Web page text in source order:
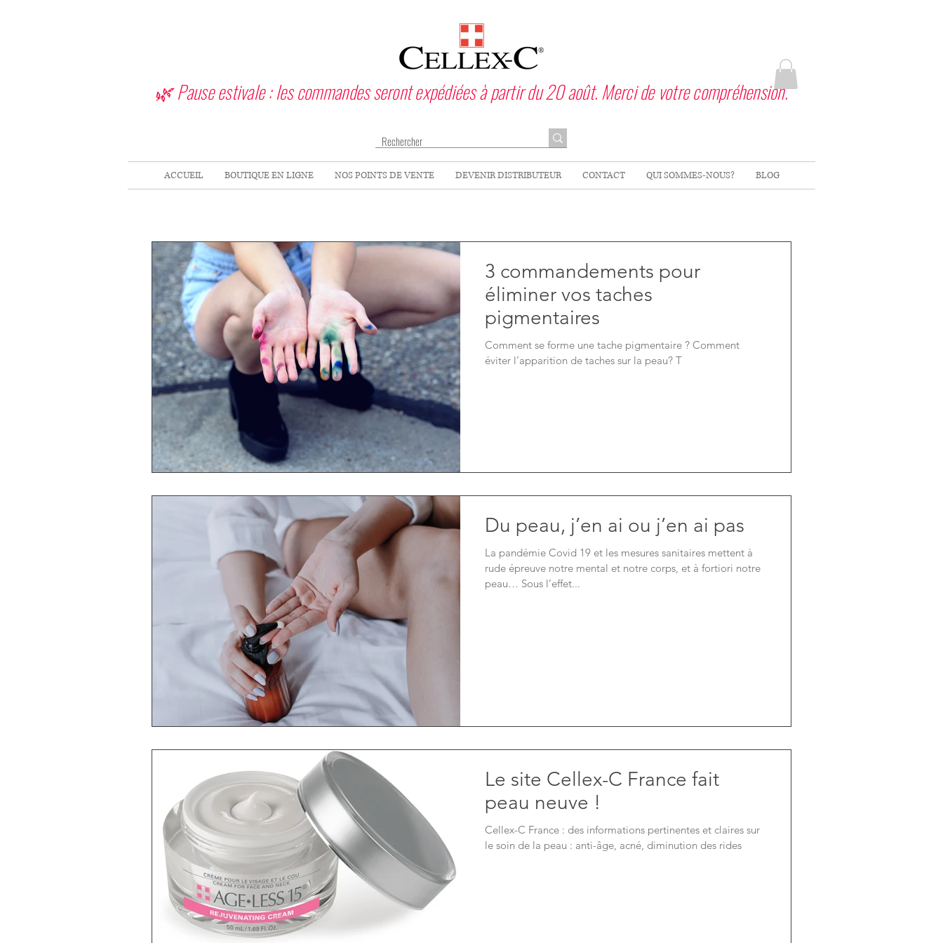
🌿 Pause estivale : les commandes seront expédiées à partir du 20 août. Merci de votre compréhension.
ACCUEIL BOUTIQUE EN LIGNE NOS POINTS DE VENTE DEVENIR DISTRIBUTEUR CONTACT QUI SOMMES-NOUS? BLOG
3 commandements pour
éliminer vos taches
pigmentaires
Comment se forme une tache pigmentaire ? Comment
éviter l’apparition de taches sur la peau? T
Du peau, j’en ai ou j’en ai pas
La pandémie Covid 19 et les mesures sanitaires mettent à
rude épreuve notre mental et notre corps, et à fortiori notre
peau… Sous l’effet...
Le site Cellex-C France fait
peau neuve !
Cellex-C France : des informations pertinentes et claires sur
le soin de la peau : anti-âge, acné, diminution des rides